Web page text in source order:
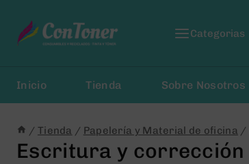
Contenido
Categorias
Inicio Tienda Sobre Nosotros
/ Tienda / Papelería y Material de oficina /
Escritura y corrección